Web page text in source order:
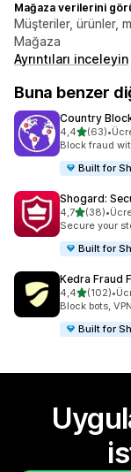
Mağaza verilerini
Müşteriler, ürünler,
Mağaza
Ayrıntıları inceleyin
Buna benzer
Country
4,45 yıldız
(63)
toplam 63 •
Block fraud
Built for
Shogard:
4,75 yıldız
(38)
toplam 38•
Secure your
Built for
Kedra Fraud
4,45 yıldız
(102)
toplam 102•
Block bots,
Built for